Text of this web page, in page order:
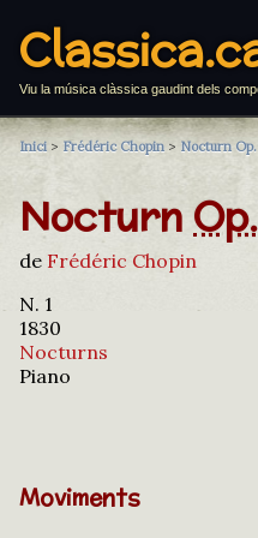
Viu la música clàssica gaudint dels
Inici > Frédéric Chopin > Nocturn Op.
Nocturn
de Frédéric Chopin
N. 1
1830
Nocturns
Piano
Moviments